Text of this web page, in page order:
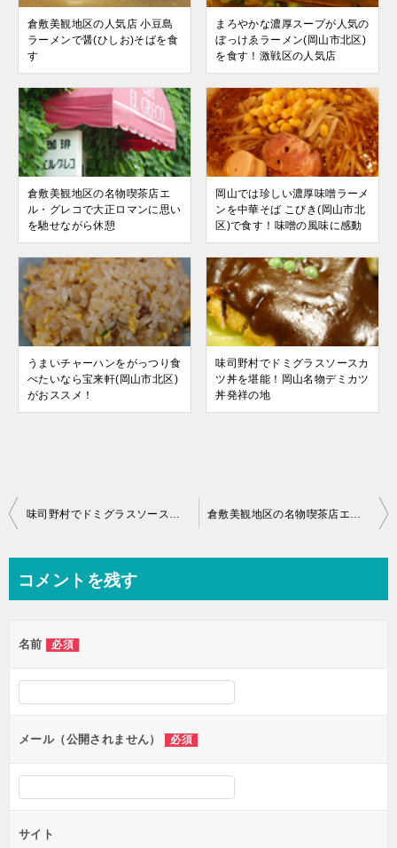
倉敷美観地区の人気店 小豆島
ラーメンで醤(ひしお)そばを食
す
まろやかな濃厚スープが人気の
ぼっけゑラーメン(岡山市北区)
を食す！激戦区の人気店
倉敷美観地区の名物喫茶店エ
ル・グレコで大正ロマンに思い
を馳せながら休憩
岡山では珍しい濃厚味噌ラーメ
ンを中華そば こびき(岡山市北
区)で食す！味噌の風味に感動
うまいチャーハンをがっつり食
べたいなら宝来軒(岡山市北区)
がおススメ！
味司野村でドミグラスソースカ
ツ丼を堪能！岡山名物デミカツ
丼発祥の地
投
ビ
ー
シ
ョ
ン
味司野村でドミグラスソースカツ丼を堪能！岡山名物デミカツ丼発祥の地 倉敷美観地区の名物喫茶店エル・グレコで大正ロマンに思いを馳せながら休憩
コメントを残す
名前 必須
メール（公開されません） 必須
サイト